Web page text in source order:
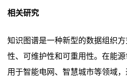
相关研究
知识图谱是一种新型的数据组织
性、可维护性和可重用性。在能
用于智能电网、智慧城市等领域